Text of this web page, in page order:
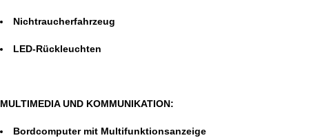
Nichtraucherfahrzeug
LED-Rückleuchten
MULTIMEDIA UND KOMMUNIKATION:
Bordcomputer mit Multifunktionsanzeige